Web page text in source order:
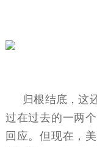
归根结底，这
过在过去的一两
回应。但现在，